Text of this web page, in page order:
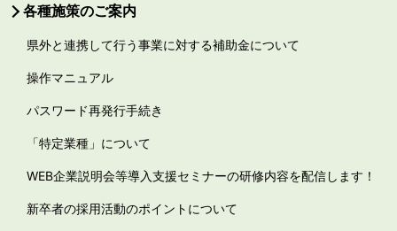
各種施策のご案内
県外と連携して行う事業に対する補助金について
操作マニュアル
パスワード再発行手続き
「特定業種」について
WEB企業説明会等導入支援セミナーの研修内容を配信します！
新卒者の採用活動のポイントについて